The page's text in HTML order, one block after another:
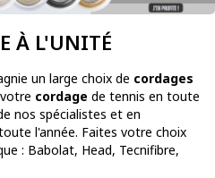
À L'UNITÉ
un large choix de cordages
cordage de tennis en toute
nos spécialistes et en
l'année. Faites votre choix
: Babolat, Head, Tecnifibre,